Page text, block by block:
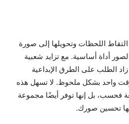
التقاط اللحظات وتحويلها إلى صورة
أداة أساسية. مع تزايد شعبية
الطلب على الطرق الإبداعية
واحد بشكل ملحوظ. لا تسهل هذه
فحسب، بل إنها توفر أيضًا مجموعة
تحسين صورك.